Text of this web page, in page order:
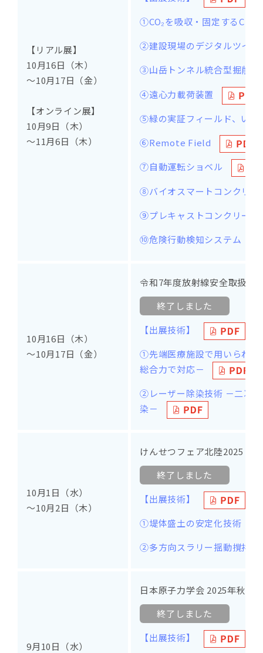
【リアル展】
10月16日（木）
～10月17日（金）
【オンライン展】
10月9日（木）
～11月6日（木）
①CO₂を吸収・固定するCP
②建設現場のデジタルツイン
③山岳トンネル統合型掘削
④遠心力載荷装置
⑤緑の実証フィールド、いき
⑥Remote Field
⑦自動運転ショベル
⑧バイオスマートコンクリー
⑨プレキャストコンクリート
⑩危険行動検知システム
10月16日（木）
～10月17日（金）
令和7年度放射線安全取扱部
終了しました
【出展技術】
①先端医療施設で用いられて
総合力で対応－
②レーザー除染技術 －二次
染－
10月1日（水）
～10月2日（木）
けんせつフェア北陸2025 in
終了しました
【出展技術】
①堤体盛土の安定化技術
②多方向スラリー揺動撹拌工
9月10日（水）
日本原子力学会 2025年秋の
終了しました
【出展技術】